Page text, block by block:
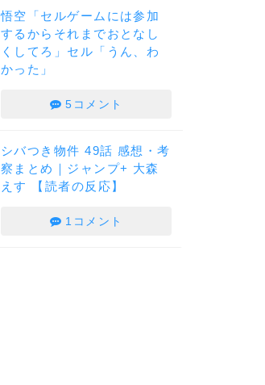
悟空「セルゲームには参加
するからそれまでおとなし
くしてろ」セル「うん、わ
かった」
5コメント
シバつき物件 49話 感想・考
察まとめ｜ジャンプ+ 大森
えす 【読者の反応】
1コメント